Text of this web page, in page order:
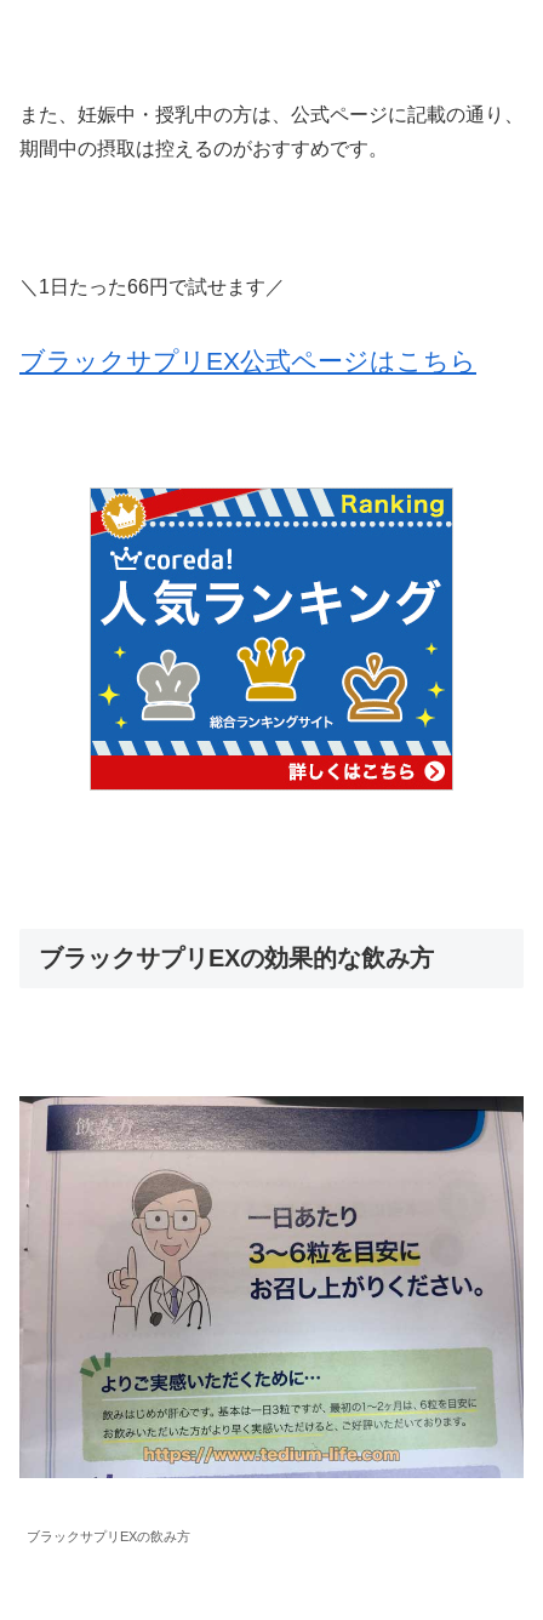
また、妊娠中・授乳中の方は、公式ページに記載の通り、
期間中の摂取は控えるのがおすすめです。
＼1日たった66円で試せます／
ブラックサプリEX公式ページはこちら
ブラックサプリEXの効果的な飲み方
ブラックサプリEXの飲み方